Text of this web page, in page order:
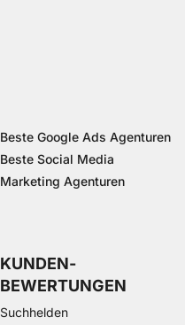
Beste Google Ads Agenturen
Beste Social Media
Marketing Agenturen
KUNDEN­
BEWERTUNGEN
Suchhelden